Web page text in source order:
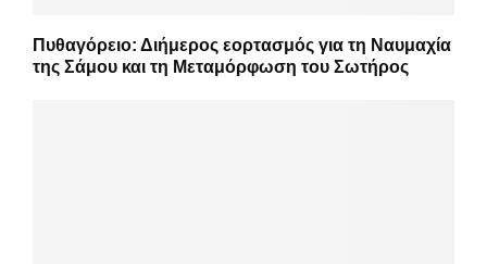
Πυθαγόρειο: Διήμερος εορτασμός για τη Ναυμαχία
της Σάμου και τη Μεταμόρφωση του Σωτήρος